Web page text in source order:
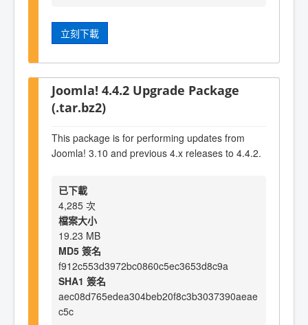
立刻下載
Joomla! 4.4.2 Upgrade Package
(.tar.bz2)
This package is for performing updates from
Joomla! 3.10 and previous 4.x releases to 4.4.2.
已下載
4,285 次
檔案大小
19.23 MB
MD5 簽名
f912c553d3972bc0860c5ec3653d8c9a
SHA1 簽名
aec08d765edea304beb20f8c3b3037390aeae
c5c